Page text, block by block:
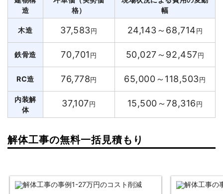
造
格）
幅
木造 37,583円 24,143～68,714円
鉄骨造 70,701 円 50,027～92,457円
RC造 76,778円 65,000～118,503円
内装解
体
37,107円 15,500～78,316円
解体工事の無料一括見積もり